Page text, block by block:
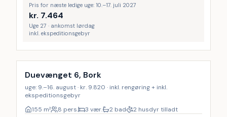
Pris for næste ledige uge: 10.–17. juli 2027
kr. 7.464
Uge 27 · ankomst lørdag
inkl. ekspeditionsgebyr
LAST MINUTE
Inkl. rengøring
Duevænget 6, Bork
uge: 9.–16. august · kr. 9.820 · inkl. rengøring + inkl.
ekspeditionsgebyr
155 m² 8 pers. 3 vær. 2 bad 2 husdyr tilladt